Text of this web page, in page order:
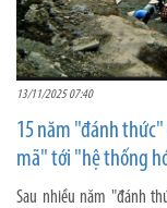
13/11/2025 07:40
15 năm "đánh
mã" tới "hệ thống
Sau nhiều năm "đánh